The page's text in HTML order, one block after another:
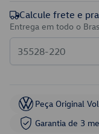
Calcule frete e
Entrega em todo o
Peça Original
Garantia de 3